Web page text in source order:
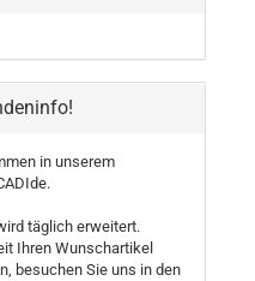
in unserem
täglich erweitert.
Ihren Wunschartikel
besuchen Sie uns in den